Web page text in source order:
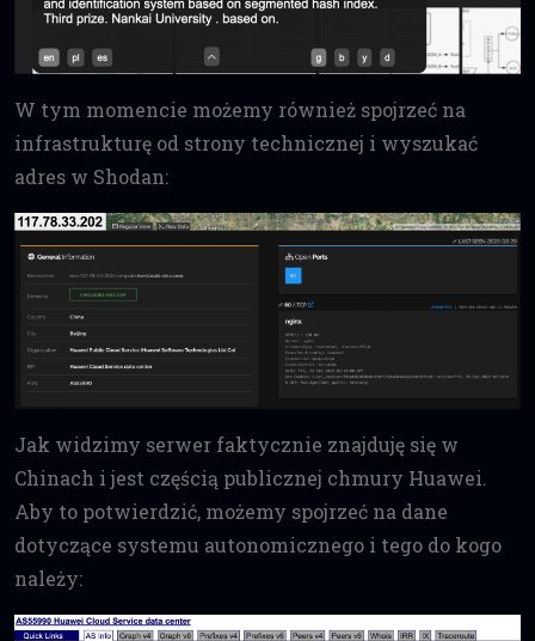
W tym momencie możemy również spojrzeć na
infrastrukturę od strony technicznej i wyszukać
adres w Shodan:
Jak widzimy serwer faktycznie znajduję się w
Chinach i jest częścią publicznej chmury Huawei.
Aby to potwierdzić, możemy spojrzeć na dane
dotyczące systemu autonomicznego i tego do kogo
należy: